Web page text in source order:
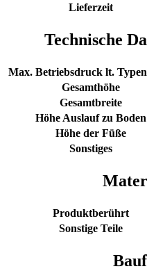
Lieferzeit
Technische
Max. Betriebsdruck lt.
Gesamthöhe
Gesamtbreite
Höhe Auslauf zu Boden
Höhe der Füße
Sonstiges
Produktberührt
Sonstige Teile